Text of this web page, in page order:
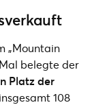
„Mountain
belegte der
Platz der
108